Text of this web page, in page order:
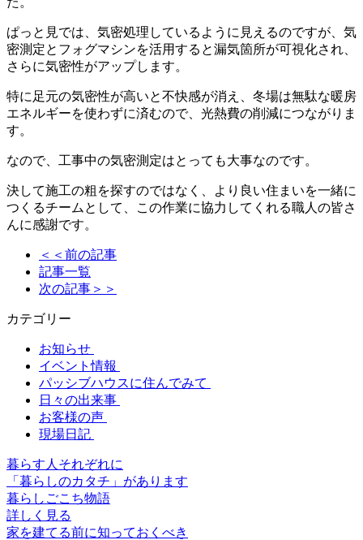
ぱっと見では、気密処理しているように見えるのですが、気
密測定とフォグマシンを活用すると漏気箇所が可視化され、
さらに気密性がアップします。
特に足元の気密性が高いと不快感が消え、冬場は無駄な暖房
エネルギーを使わずに済むので、光熱費の削減につながりま
す。
なので、工事中の気密測定はとっても大事なのです。
決して施工の粗を探すのではなく、より良い住まいを一緒に
つくるチームとして、この作業に協力してくれる職人の皆さ
んに感謝です。
＜＜前の記事
記事一覧
次の記事＞＞
カテゴリー
お知らせ
イベント情報
パッシブハウスに住んでみて
日々の出来事
お客様の声
現場日記
暮らす人それぞれに
「暮らしのカタチ」があります
暮らしごこち物語
詳しく見る
家を建てる前に知っておくべき